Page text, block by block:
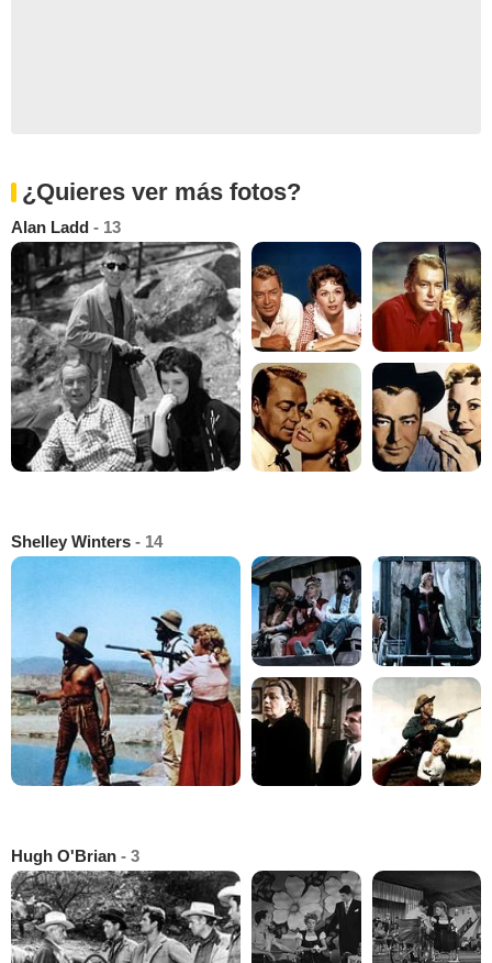
¿Quieres ver más fotos?
Alan Ladd - 13
Shelley Winters - 14
Hugh O'Brian - 3